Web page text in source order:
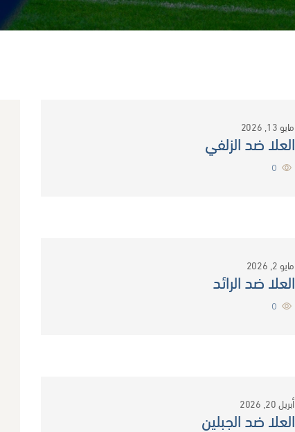
مايو 13, 2026
العلا ضد الزلفي
0
مايو 2, 2026
العلا ضد الرائد
0
أبريل 20, 2026
العلا ضد الجبلين